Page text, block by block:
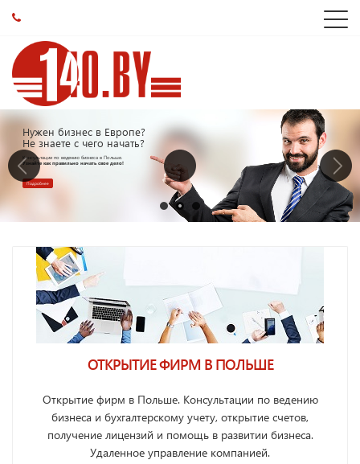
Нужен бизнес в Европе?
Не знаете с чего начать?
Консультации по ведению бизнеса в Польше.
Узнайте как правильно начать свое дело!
Подробнее
ОТКРЫТИЕ ФИРМ В ПОЛЬШЕ
Открытие фирм в Польше. Консультации по ведению
бизнеса и бухгалтерскому учету, открытие счетов,
получение лицензий и помощь в развитии бизнеса.
Удаленное управление компанией.